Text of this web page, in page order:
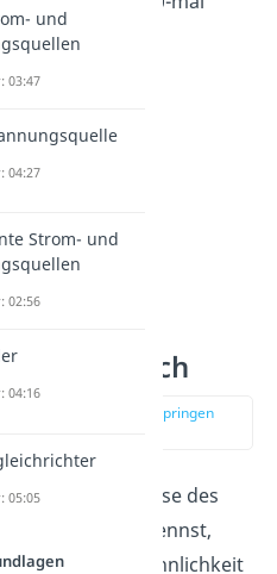
kann als der
Vergleich
zur Stelle im Video springen
die Funktionsweise des
bereits kennst,
dir die starke Ähnlichkeit
und
03:47
04:27
Strom- und
02:56
04:16
05:05